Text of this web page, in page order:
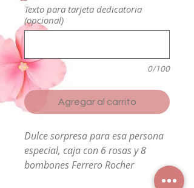
Texto para tarjeta dedicatoria
(opcional)
0/100
Agregar al carrito
Dulce sorpresa para esa persona
especial, caja con 6 rosas y 8
bombones Ferrero Rocher